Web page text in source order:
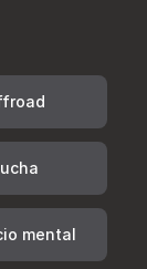
mental